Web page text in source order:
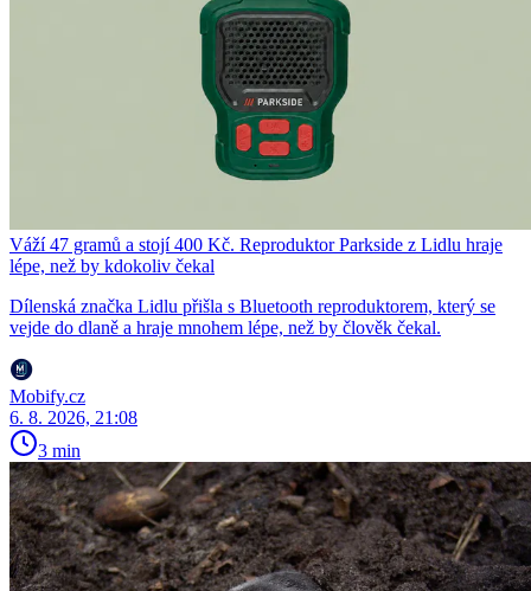
Váží 47 gramů a stojí 400 Kč. Reproduktor Parkside z Lidlu hraje
lépe, než by kdokoliv čekal
Dílenská značka Lidlu přišla s Bluetooth reproduktorem, který se
vejde do dlaně a hraje mnohem lépe, než by člověk čekal.
Mobify.cz
6. 8. 2026, 21:08
3 min